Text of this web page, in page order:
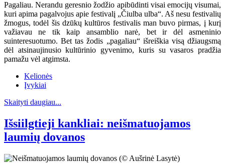
Pagaliau. Nerandu geresnio žodžio apibūdinti visai emocijų visumai,
kuri apima pagalvojus apie festivalį „Čiulba ulba“. Aš nesu festivalių
žmogus, todėl šis dzūkų kultūros festivalis man buvo pirmas, į kurį
važiavau ne tik kaip ansamblio narė, bet ir dėl asmeninio
suinteresuotumo. Bet tas žodis „pagaliau“ išreiškia visą džiaugsmą
dėl atsinaujinusio kultūrinio gyvenimo, kuris su vasaros pradžia
pamažu vėl atgimsta.
Kelionės
Įvykiai
Skaityti daugiau...
Išsiilgtieji kankliai: neišmatuojamos
laumių dovanos